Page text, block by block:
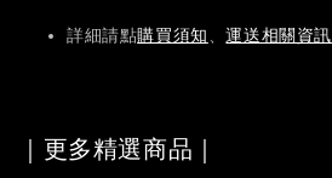
詳細請點購買須知、運送相關資訊
｜更多精選商品｜